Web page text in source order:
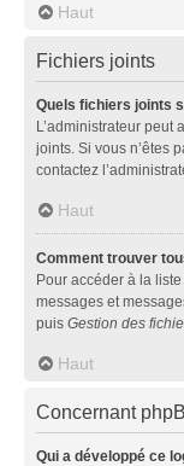
Haut
Fichiers joints
Quels fichiers joints
L’administrateur peut
joints. Si vous n’êtes
contactez
Haut
Comment trouver
Pour accéder à la
messages et
puis Gestion des
Haut
Concernant
Qui a développé ce